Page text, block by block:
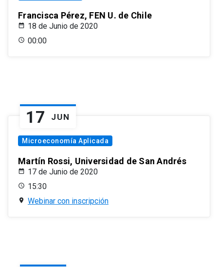
Francisca Pérez, FEN U. de Chile
18 de Junio de 2020
00:00
17 JUN
Microeconomía Aplicada
Martín Rossi, Universidad de San Andrés
17 de Junio de 2020
15:30
Webinar con inscripción